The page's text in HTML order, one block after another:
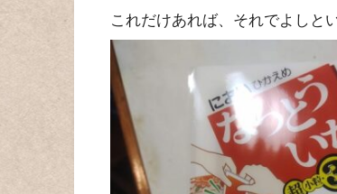
これだけあれば、それでよしと